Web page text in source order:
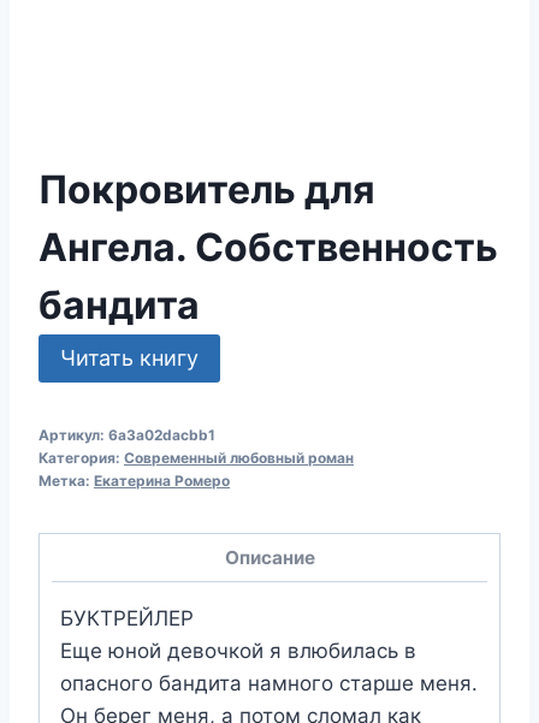
Покровитель для
Ангела. Собственность
бандита
Читать книгу
Артикул: 6a3a02dacbb1
Категория: Современный любовный роман
Метка: Екатерина Ромеро
Описание
БУКТРЕЙЛЕР
Еще юной девочкой я влюбилась в
опасного бандита намного старше меня.
Он берег меня, а потом сломал как